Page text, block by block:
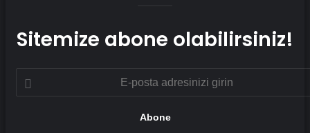
Sitemize abone olabilirsiniz!
posta